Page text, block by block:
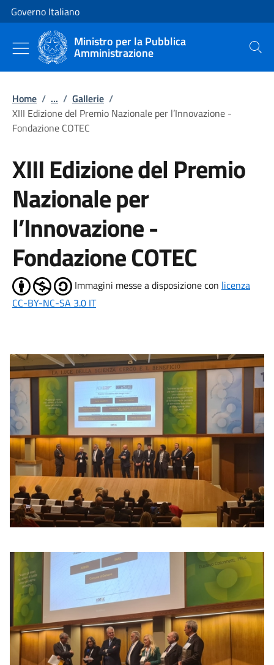
Vai al contenuto
Vai alla navigazione del sito
Governo Italiano
Ministro per la Pubblica
Amministrazione Cerca
Home / ... / Gallerie /
XIII Edizione del Premio Nazionale per l’Innovazione -
Fondazione COTEC
XIII Edizione del Premio
Nazionale per
l’Innovazione -
Fondazione COTEC
Immagini messe a disposizione con licenza
CC-BY-NC-SA 3.0 IT